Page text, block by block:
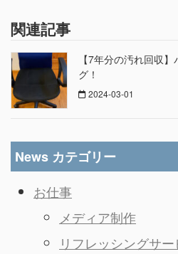
関連記事
【7年分の汚れ回収
グ！
2024-03-01
News カテゴリー
お仕事
メディア制作
リフレッシングサー